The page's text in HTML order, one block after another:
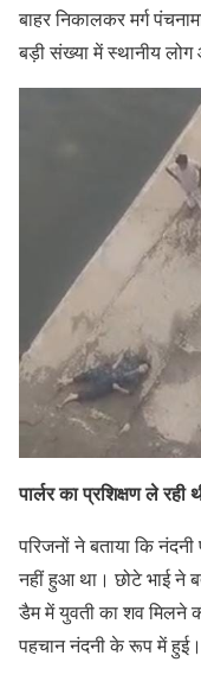
बाहर निकालकर मर्ग
बड़ी संख्या में स्थानीय
पार्लर का प्रशिक्षण ले रही
परिजनों ने बताया कि
नहीं हुआ था। छोटे भाई ने
डैम में युवती का शव मिलने
पहचान नंदनी के रूप में हुई।